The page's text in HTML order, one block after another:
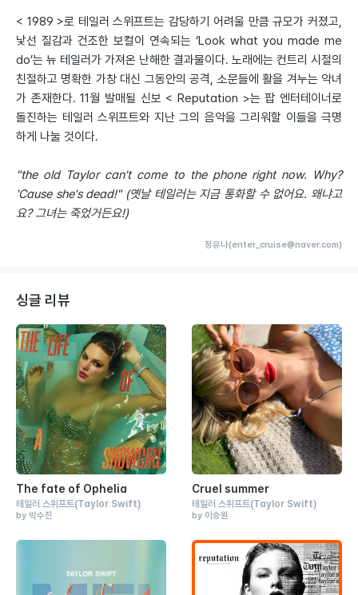
< 1989 >로 테일러 스위프트는 감당하기 어려울 만큼 규모가 커졌고,
낯선 질감과 건조한 보컬이 연속되는 ‘Look what you made me
do’는 뉴 테일러가 가져온 난해한 결과물이다. 노래에는 컨트리 시절의
친절하고 명확한 가창 대신 그동안의 공격, 소문들에 활을 겨누는 악녀
가 존재한다. 11월 발매될 신보 < Reputation >는 팝 엔터테이너로
돌진하는 테일러 스위프트와 지난 그의 음악을 그리워할 이들을 극명
하게 나눌 것이다.
"the old Taylor can't come to the phone right now. Why?
'Cause she's dead!" (옛날 테일러는 지금 통화할 수 없어요. 왜냐고
요? 그녀는 죽었거든요!)
정유나(enter_cruise@naver.com)
싱글 리뷰
The fate of Ophelia
테일러 스위프트(Taylor Swift)
by 박수진
Cruel summer
테일러 스위프트(Taylor Swift)
by 이승원